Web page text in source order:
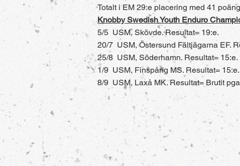
Totalt i EM 29:e placering med 41
Knobby Swedish Youth Enduro
5/5 USM, Skövde. Resultat= 19:e.
20/7 USM, Östersund Fältjägarna EF.
25/8 USM, Söderhamn. Resultat= 15:e.
1/9 USM, Finspång MS. Resultat= 15:e.
8/9 USM, Laxå MK. Resultat= Brutit